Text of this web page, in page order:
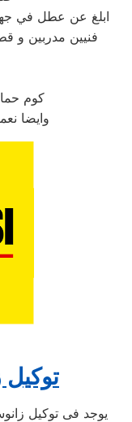
ابلغ عن عطل في
كوم
وايضا
يوجد فى توكيل